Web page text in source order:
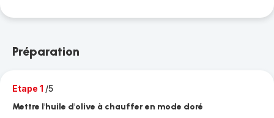
Préparation
Etape 1 /5
Mettre l'huile d'olive à chauffer en mode doré